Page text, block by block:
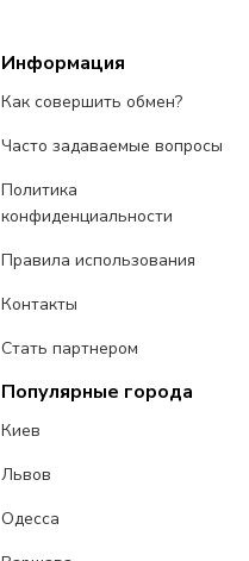
Информация
Как совершить обмен?
Часто задаваемые вопросы
Политика
конфиденциальности
Правила использования
Контакты
Стать партнером
Популярные города
Киев
Львов
Одесса